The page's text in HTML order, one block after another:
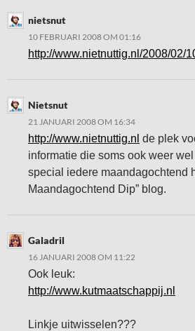
nietsnut
10 FEBRUARI 2008 OM 01:16
http://www.nietnuttig.nl/2008/02/
Nietsnut
21 JANUARI 2008 OM 16:34
http://www.nietnuttig.nl de plek
informatie die soms ook weer
special iedere maandagochtend
Maandagochtend Dip” blog.
Galadril
16 JANUARI 2008 OM 11:22
Ook leuk:
http://www.kutmaatschappij.nl
Linkje uitwisselen???